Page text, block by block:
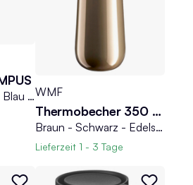
400 ml - H 18 cm - Blau - Rot - Kunststoff - SilikonWMF
Thermobecher 350 ml IMPULSE
Braun - Schwarz - Edelstahl 18/10 - Polypropylen - 350 ml - doppelwandig
Lieferzeit 1 - 3 Tage